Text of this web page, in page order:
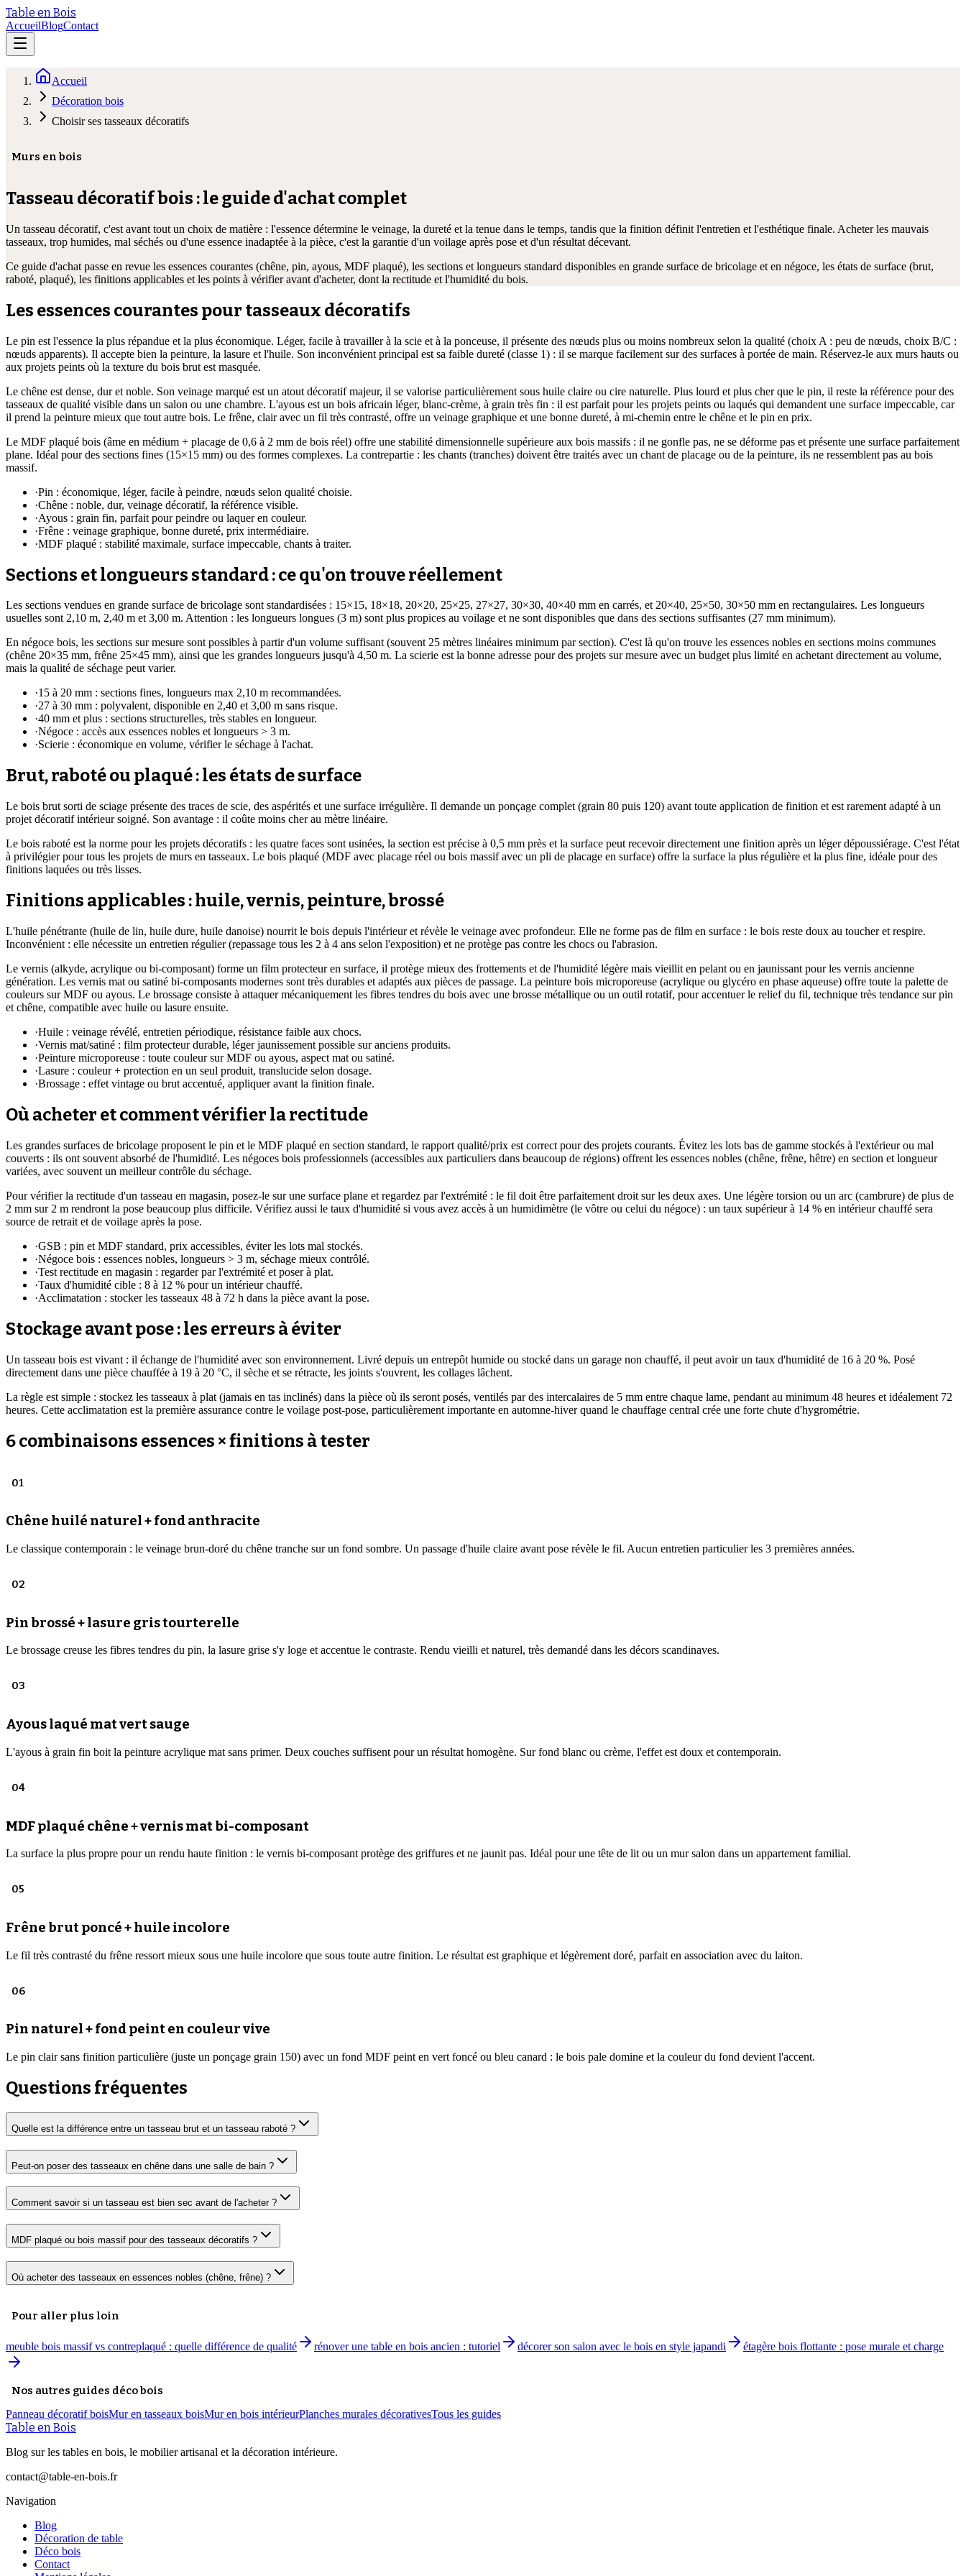
Table en Bois
AccueilBlogContact
Accueil
Décoration bois
Choisir ses tasseaux décoratifs
Murs en bois
Tasseau décoratif bois : le guide d'achat complet
Un tasseau décoratif, c'est avant tout un choix de matière : l'essence détermine le veinage, la dureté et la tenue dans le temps, tandis que la finition définit l'entretien et l'esthétique finale. Acheter les mauvais
tasseaux, trop humides, mal séchés ou d'une essence inadaptée à la pièce, c'est la garantie d'un voilage après pose et d'un résultat décevant.
Ce guide d'achat passe en revue les essences courantes (chêne, pin, ayous, MDF plaqué), les sections et longueurs standard disponibles en grande surface de bricolage et en négoce, les états de surface (brut,
raboté, plaqué), les finitions applicables et les points à vérifier avant d'acheter, dont la rectitude et l'humidité du bois.
Les essences courantes pour tasseaux décoratifs
Le pin est l'essence la plus répandue et la plus économique. Léger, facile à travailler à la scie et à la ponceuse, il présente des nœuds plus ou moins nombreux selon la qualité (choix A : peu de nœuds, choix B/C :
nœuds apparents). Il accepte bien la peinture, la lasure et l'huile. Son inconvénient principal est sa faible dureté (classe 1) : il se marque facilement sur des surfaces à portée de main. Réservez-le aux murs hauts ou
aux projets peints où la texture du bois brut est masquée.
Le chêne est dense, dur et noble. Son veinage marqué est un atout décoratif majeur, il se valorise particulièrement sous huile claire ou cire naturelle. Plus lourd et plus cher que le pin, il reste la référence pour des
tasseaux de qualité visible dans un salon ou une chambre. L'ayous est un bois africain léger, blanc-crème, à grain très fin : il est parfait pour les projets peints ou laqués qui demandent une surface impeccable, car
il prend la peinture mieux que tout autre bois. Le frêne, clair avec un fil très contrasté, offre un veinage graphique et une bonne dureté, à mi-chemin entre le chêne et le pin en prix.
Le MDF plaqué bois (âme en médium + placage de 0,6 à 2 mm de bois réel) offre une stabilité dimensionnelle supérieure aux bois massifs : il ne gonfle pas, ne se déforme pas et présente une surface parfaitement
plane. Idéal pour des sections fines (15×15 mm) ou des formes complexes. La contrepartie : les chants (tranches) doivent être traités avec un chant de placage ou de la peinture, ils ne ressemblent pas au bois
massif.
·Pin : économique, léger, facile à peindre, nœuds selon qualité choisie.
·Chêne : noble, dur, veinage décoratif, la référence visible.
·Ayous : grain fin, parfait pour peindre ou laquer en couleur.
·Frêne : veinage graphique, bonne dureté, prix intermédiaire.
·MDF plaqué : stabilité maximale, surface impeccable, chants à traiter.
Sections et longueurs standard : ce qu'on trouve réellement
Les sections vendues en grande surface de bricolage sont standardisées : 15×15, 18×18, 20×20, 25×25, 27×27, 30×30, 40×40 mm en carrés, et 20×40, 25×50, 30×50 mm en rectangulaires. Les longueurs
usuelles sont 2,10 m, 2,40 m et 3,00 m. Attention : les longueurs longues (3 m) sont plus propices au voilage et ne sont disponibles que dans des sections suffisantes (27 mm minimum).
En négoce bois, les sections sur mesure sont possibles à partir d'un volume suffisant (souvent 25 mètres linéaires minimum par section). C'est là qu'on trouve les essences nobles en sections moins communes
(chêne 20×35 mm, frêne 25×45 mm), ainsi que les grandes longueurs jusqu'à 4,50 m. La scierie est la bonne adresse pour des projets sur mesure avec un budget plus limité en achetant directement au volume,
mais la qualité de séchage peut varier.
·15 à 20 mm : sections fines, longueurs max 2,10 m recommandées.
·27 à 30 mm : polyvalent, disponible en 2,40 et 3,00 m sans risque.
·40 mm et plus : sections structurelles, très stables en longueur.
·Négoce : accès aux essences nobles et longueurs > 3 m.
·Scierie : économique en volume, vérifier le séchage à l'achat.
Brut, raboté ou plaqué : les états de surface
Le bois brut sorti de sciage présente des traces de scie, des aspérités et une surface irrégulière. Il demande un ponçage complet (grain 80 puis 120) avant toute application de finition et est rarement adapté à un
projet décoratif intérieur soigné. Son avantage : il coûte moins cher au mètre linéaire.
Le bois raboté est la norme pour les projets décoratifs : les quatre faces sont usinées, la section est précise à 0,5 mm près et la surface peut recevoir directement une finition après un léger dépoussiérage. C'est l'état
à privilégier pour tous les projets de murs en tasseaux. Le bois plaqué (MDF avec placage réel ou bois massif avec un pli de placage en surface) offre la surface la plus régulière et la plus fine, idéale pour des
finitions laquées ou très lisses.
Finitions applicables : huile, vernis, peinture, brossé
L'huile pénétrante (huile de lin, huile dure, huile danoise) nourrit le bois depuis l'intérieur et révèle le veinage avec profondeur. Elle ne forme pas de film en surface : le bois reste doux au toucher et respire.
Inconvénient : elle nécessite un entretien régulier (repassage tous les 2 à 4 ans selon l'exposition) et ne protège pas contre les chocs ou l'abrasion.
Le vernis (alkyde, acrylique ou bi-composant) forme un film protecteur en surface, il protège mieux des frottements et de l'humidité légère mais vieillit en pelant ou en jaunissant pour les vernis ancienne
génération. Les vernis mat ou satiné bi-composants modernes sont très durables et adaptés aux pièces de passage. La peinture bois microporeuse (acrylique ou glycéro en phase aqueuse) offre toute la palette de
couleurs sur MDF ou ayous. Le brossage consiste à attaquer mécaniquement les fibres tendres du bois avec une brosse métallique ou un outil rotatif, pour accentuer le relief du fil, technique très tendance sur pin
et chêne, compatible avec huile ou lasure ensuite.
·Huile : veinage révélé, entretien périodique, résistance faible aux chocs.
·Vernis mat/satiné : film protecteur durable, léger jaunissement possible sur anciens produits.
·Peinture microporeuse : toute couleur sur MDF ou ayous, aspect mat ou satiné.
·Lasure : couleur + protection en un seul produit, translucide selon dosage.
·Brossage : effet vintage ou brut accentué, appliquer avant la finition finale.
Où acheter et comment vérifier la rectitude
Les grandes surfaces de bricolage proposent le pin et le MDF plaqué en section standard, le rapport qualité/prix est correct pour des projets courants. Évitez les lots bas de gamme stockés à l'extérieur ou mal
couverts : ils ont souvent absorbé de l'humidité. Les négoces bois professionnels (accessibles aux particuliers dans beaucoup de régions) offrent les essences nobles (chêne, frêne, hêtre) en section et longueur
variées, avec souvent un meilleur contrôle du séchage.
Pour vérifier la rectitude d'un tasseau en magasin, posez-le sur une surface plane et regardez par l'extrémité : le fil doit être parfaitement droit sur les deux axes. Une légère torsion ou un arc (cambrure) de plus de
2 mm sur 2 m rendront la pose beaucoup plus difficile. Vérifiez aussi le taux d'humidité si vous avez accès à un humidimètre (le vôtre ou celui du négoce) : un taux supérieur à 14 % en intérieur chauffé sera
source de retrait et de voilage après la pose.
·GSB : pin et MDF standard, prix accessibles, éviter les lots mal stockés.
·Négoce bois : essences nobles, longueurs > 3 m, séchage mieux contrôlé.
·Test rectitude en magasin : regarder par l'extrémité et poser à plat.
·Taux d'humidité cible : 8 à 12 % pour un intérieur chauffé.
·Acclimatation : stocker les tasseaux 48 à 72 h dans la pièce avant la pose.
Stockage avant pose : les erreurs à éviter
Un tasseau bois est vivant : il échange de l'humidité avec son environnement. Livré depuis un entrepôt humide ou stocké dans un garage non chauffé, il peut avoir un taux d'humidité de 16 à 20 %. Posé
directement dans une pièce chauffée à 19 à 20 °C, il sèche et se rétracte, les joints s'ouvrent, les collages lâchent.
La règle est simple : stockez les tasseaux à plat (jamais en tas inclinés) dans la pièce où ils seront posés, ventilés par des intercalaires de 5 mm entre chaque lame, pendant au minimum 48 heures et idéalement 72
heures. Cette acclimatation est la première assurance contre le voilage post-pose, particulièrement importante en automne-hiver quand le chauffage central crée une forte chute d'hygrométrie.
6 combinaisons essences × finitions à tester
01
Chêne huilé naturel + fond anthracite
Le classique contemporain : le veinage brun-doré du chêne tranche sur un fond sombre. Un passage d'huile claire avant pose révèle le fil. Aucun entretien particulier les 3 premières années.
02
Pin brossé + lasure gris tourterelle
Le brossage creuse les fibres tendres du pin, la lasure grise s'y loge et accentue le contraste. Rendu vieilli et naturel, très demandé dans les décors scandinaves.
03
Ayous laqué mat vert sauge
L'ayous à grain fin boit la peinture acrylique mat sans primer. Deux couches suffisent pour un résultat homogène. Sur fond blanc ou crème, l'effet est doux et contemporain.
04
MDF plaqué chêne + vernis mat bi-composant
La surface la plus propre pour un rendu haute finition : le vernis bi-composant protège des griffures et ne jaunit pas. Idéal pour une tête de lit ou un mur salon dans un appartement familial.
05
Frêne brut poncé + huile incolore
Le fil très contrasté du frêne ressort mieux sous une huile incolore que sous toute autre finition. Le résultat est graphique et légèrement doré, parfait en association avec du laiton.
06
Pin naturel + fond peint en couleur vive
Le pin clair sans finition particulière (juste un ponçage grain 150) avec un fond MDF peint en vert foncé ou bleu canard : le bois pale domine et la couleur du fond devient l'accent.
Questions fréquentes
Quelle est la différence entre un tasseau brut et un tasseau raboté ?
Peut-on poser des tasseaux en chêne dans une salle de bain ?
Comment savoir si un tasseau est bien sec avant de l'acheter ?
MDF plaqué ou bois massif pour des tasseaux décoratifs ?
Où acheter des tasseaux en essences nobles (chêne, frêne) ?
Pour aller plus loin
meuble bois massif vs contreplaqué : quelle différence de qualité rénover une table en bois ancien : tutoriel décorer son salon avec le bois en style japandi étagère bois flottante : pose murale et charge
Nos autres guides déco bois
Panneau décoratif boisMur en tasseaux boisMur en bois intérieurPlanches murales décorativesTous les guides
Table en Bois
Blog sur les tables en bois, le mobilier artisanal et la décoration intérieure.
contact@table-en-bois.fr
Navigation
Blog
Décoration de table
Déco bois
Contact